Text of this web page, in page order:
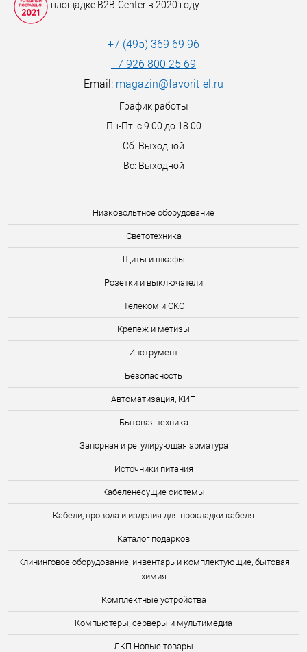
Низковольтное оборудование
Светотехника
Щиты и шкафы
Розетки и выключатели
Телеком и СКС
Крепеж и метизы
Инструмент
Безопасность
Автоматизация, КИП
Бытовая техника
Запорная и регулирующая арматура
Источники питания
Кабеленесущие системы
Кабели, провода и изделия для прокладки кабеля
Каталог подарков
Клининговое оборудование, инвентарь и комплектующие, бытовая
химия
Комплектные устройства
Компьютеры, серверы и мультимедиа
ЛКП Новые товары
площадке B2B-Center в 2020 году
+7 (495) 369 69 96
+7 926 800 25 69
Email: magazin@favorit-el.ru
График работы
Пн-Пт: с 9:00 до 18:00
Сб: Выходной
Вс: Выходной